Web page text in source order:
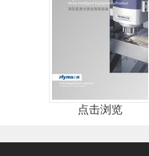
点击浏览